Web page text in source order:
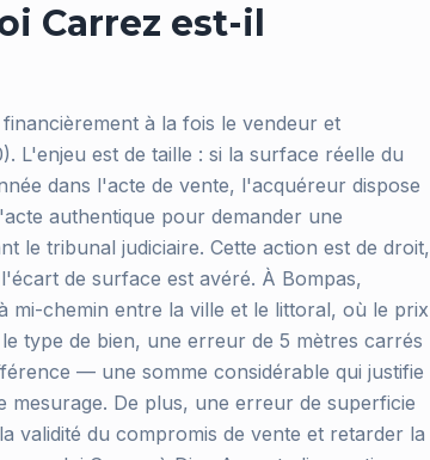
Carrez est-il
à la fois le vendeur et
L'enjeu est de taille : si la surface réelle du
dans l'acte de vente, l'acquéreur dispose
authentique pour demander une
le tribunal judiciaire. Cette action est de droit,
de surface est avéré. À Bompas,
mi-chemin entre la ville et le littoral, où le prix
type de bien, une erreur de 5 mètres carrés
— une somme considérable qui justifie
De plus, une erreur de superficie
validité du compromis de vente et retarder la